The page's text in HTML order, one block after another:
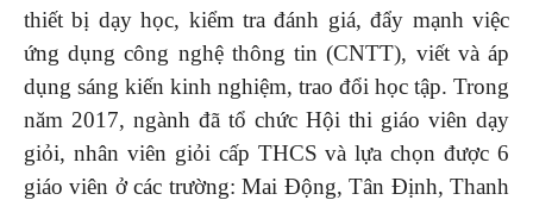
thiết bị dạy học, kiểm tra đánh giá, đẩy mạnh việc
ứng dụng công nghệ thông tin (CNTT), viết và áp
dụng sáng kiến kinh nghiệm, trao đổi học tập. Trong
năm 2017, ngành đã tổ chức Hội thi giáo viên dạy
giỏi, nhân viên giỏi cấp THCS và lựa chọn được 6
giáo viên ở các trường: Mai Động, Tân Định, Thanh